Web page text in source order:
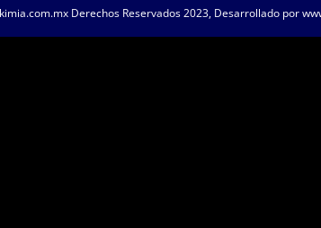
Derechos Reservados 2023, Desarrollado por